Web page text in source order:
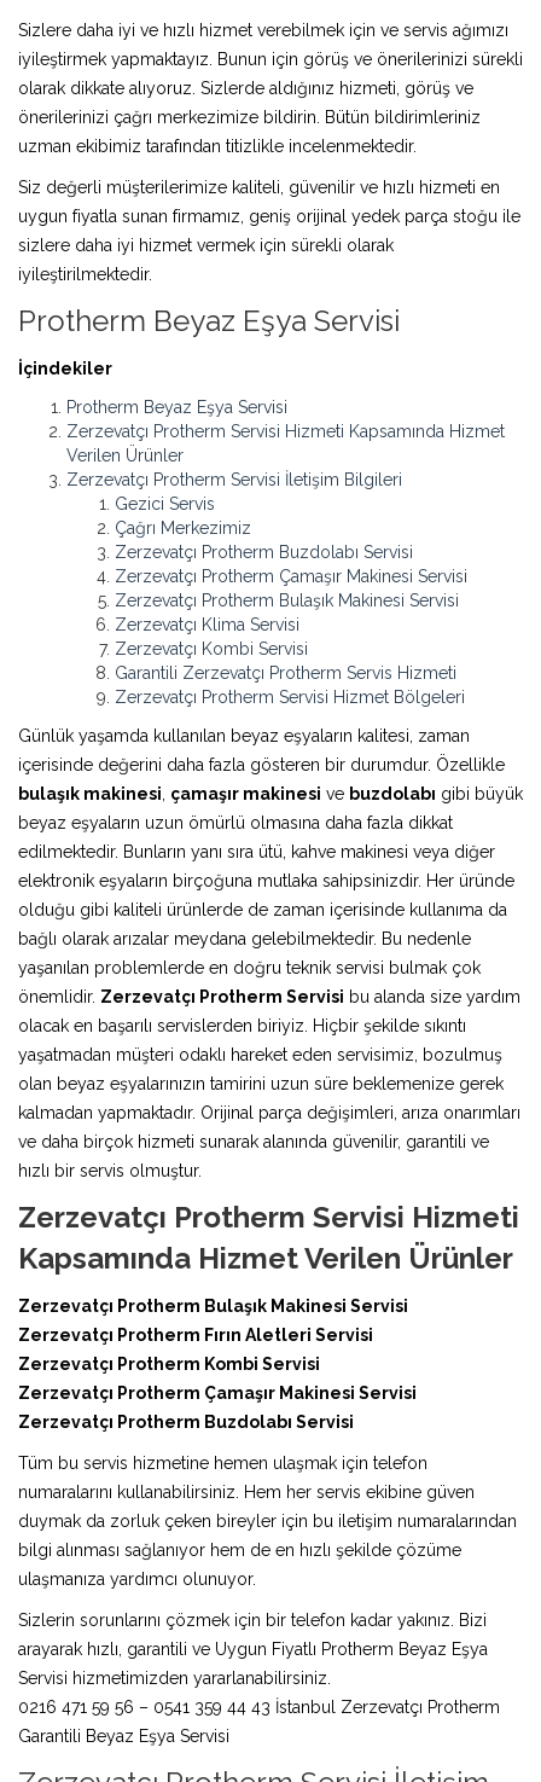
Sizlere daha iyi ve hızlı hizmet verebilmek için ve servis ağımızı
iyileştirmek yapmaktayız. Bunun için görüş ve önerilerinizi sürekli
olarak dikkate alıyoruz. Sizlerde aldığınız hizmeti, görüş ve
önerilerinizi çağrı merkezimize bildirin. Bütün bildirimleriniz
uzman ekibimiz tarafından titizlikle incelenmektedir.
Siz değerli müşterilerimize kaliteli, güvenilir ve hızlı hizmeti en
uygun fiyatla sunan firmamız, geniş orijinal yedek parça stoğu ile
sizlere daha iyi hizmet vermek için sürekli olarak
iyileştirilmektedir.
Protherm Beyaz Eşya Servisi
İçindekiler
Protherm Beyaz Eşya Servisi
Zerzevatçı Protherm Servisi Hizmeti Kapsamında Hizmet
Verilen Ürünler
Zerzevatçı Protherm Servisi İletişim Bilgileri
Gezici Servis
Çağrı Merkezimiz
Zerzevatçı Protherm Buzdolabı Servisi
Zerzevatçı Protherm Çamaşır Makinesi Servisi
Zerzevatçı Protherm Bulaşık Makinesi Servisi
Zerzevatçı Klima Servisi
Zerzevatçı Kombi Servisi
Garantili Zerzevatçı Protherm Servis Hizmeti
Zerzevatçı Protherm Servisi Hizmet Bölgeleri
Günlük yaşamda kullanılan beyaz eşyaların kalitesi, zaman
içerisinde değerini daha fazla gösteren bir durumdur. Özellikle
bulaşık makinesi çamaşır makinesi ve buzdolabı gibi büyük
beyaz eşyaların uzun ömürlü olmasına daha fazla dikkat
edilmektedir. Bunların yanı sıra ütü, kahve makinesi veya diğer
elektronik eşyaların birçoğuna mutlaka sahipsinizdir. Her üründe
olduğu gibi kaliteli ürünlerde de zaman içerisinde kullanıma da
bağlı olarak arızalar meydana gelebilmektedir. Bu nedenle
yaşanılan problemlerde en doğru teknik servisi bulmak çok
önemlidir. Zerzevatçı Protherm Servisi bu alanda size yardım
olacak en başarılı servislerden biriyiz. Hiçbir şekilde sıkıntı
yaşatmadan müşteri odaklı hareket eden servisimiz, bozulmuş
olan beyaz eşyalarınızın tamirini uzun süre beklemenize gerek
kalmadan yapmaktadır. Orijinal parça değişimleri, arıza onarımları
ve daha birçok hizmeti sunarak alanında güvenilir, garantili ve
hızlı bir servis olmuştur.
Zerzevatçı Protherm Servisi Hizmeti
Kapsamında Hizmet Verilen Ürünler
Zerzevatçı Protherm Bulaşık Makinesi Servisi
Zerzevatçı Protherm Fırın Aletleri Servisi
Zerzevatçı Protherm Kombi Servisi
Zerzevatçı Protherm Çamaşır Makinesi Servisi
Zerzevatçı Protherm Buzdolabı Servisi
Tüm bu servis hizmetine hemen ulaşmak için telefon
numaralarını kullanabilirsiniz. Hem her servis ekibine güven
duymak da zorluk çeken bireyler için bu iletişim numaralarından
bilgi alınması sağlanıyor hem de en hızlı şekilde çözüme
ulaşmanıza yardımcı olunuyor.
Sizlerin sorunlarını çözmek için bir telefon kadar yakınız. Bizi
arayarak hızlı, garantili ve Uygun Fiyatlı Protherm Beyaz Eşya
Servisi hizmetimizden yararlanabilirsiniz.
0216 471 59 56 – 0541 359 44 43 İstanbul Zerzevatçı Protherm
Garantili Beyaz Eşya Servisi